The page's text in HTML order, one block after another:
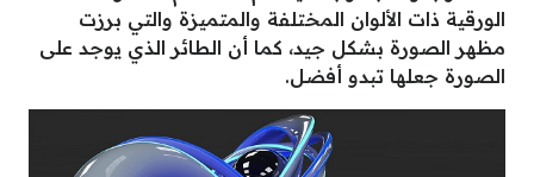
الورقية ذات الألوان المختلفة والمتميزة والتي برزت
مظهر الصورة بشكل جيد، كما أن الطائر الذي يوجد على
الصورة جعلها تبدو أفضل.